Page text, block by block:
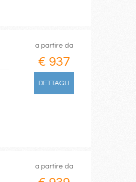
a partire da
€ 937
DETTAGLI
a partire da